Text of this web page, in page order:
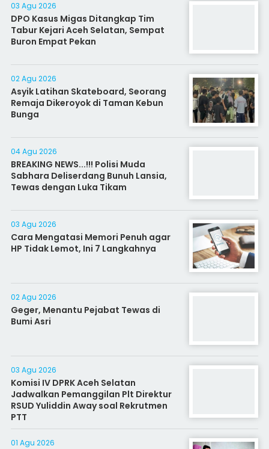
03 Agu 2026
DPO Kasus Migas Ditangkap Tim
Tabur Kejari Aceh Selatan, Sempat
Buron Empat Pekan
02 Agu 2026
Asyik Latihan Skateboard, Seorang
Remaja Dikeroyok di Taman Kebun
Bunga
04 Agu 2026
BREAKING NEWS...!!! Polisi Muda
Sabhara Deliserdang Bunuh Lansia,
Tewas dengan Luka Tikam
03 Agu 2026
Cara Mengatasi Memori Penuh agar
HP Tidak Lemot, Ini 7 Langkahnya
02 Agu 2026
Geger, Menantu Pejabat Tewas di
Bumi Asri
03 Agu 2026
Komisi IV DPRK Aceh Selatan
Jadwalkan Pemanggilan Plt Direktur
RSUD Yuliddin Away soal Rekrutmen
PTT
01 Agu 2026